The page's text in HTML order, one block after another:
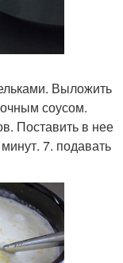
Выложить
соусом.
Поставить в нее
7. подавать